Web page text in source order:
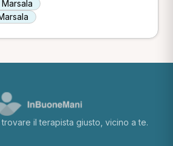
il terapista giusto, vicino a te.